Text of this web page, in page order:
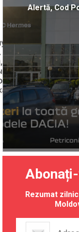
Alertă, Cod
Rezumat